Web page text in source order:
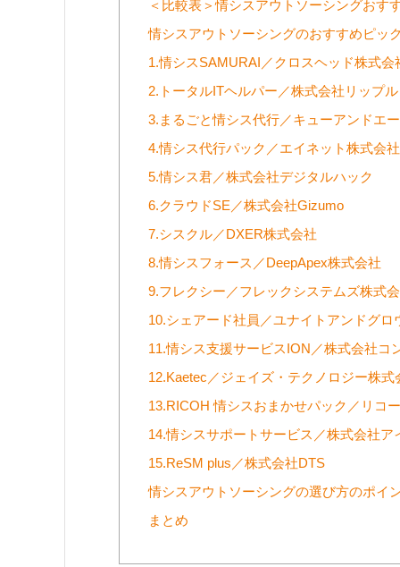
＜比較表＞情シスアウトソーシングおす
情シスアウトソーシングのおすすめピッ
1.情シスSAMURAI／クロスヘッド株式会
2.トータルITヘルパー／株式会社リップル
3.まるごと情シス代行／キューアンドエ
4.情シス代行パック／エイネット株式会社
5.情シス君／株式会社デジタルハック
6.クラウドSE／株式会社Gizumo
7.シスクル／DXER株式会社
8.情シスフォース／DeepApex株式会社
9.フレクシー／フレックシステムズ株式
10.シェアード社員／ユナイトアンドグロ
11.情シス支援サービスION／株式会社コ
12.Kaetec／ジェイズ・テクノロジー株式
13.RICOH 情シスおまかせパック／リコ
14.情シスサポートサービス／株式会社ア
15.ReSM plus／株式会社DTS
情シスアウトソーシングの選び方のポイ
まとめ